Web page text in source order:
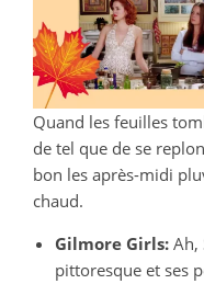
Quand les feuilles
de tel que de se
bon les après-midi
chaud.
Gilmore Girls: Ah,
pittoresque et ses